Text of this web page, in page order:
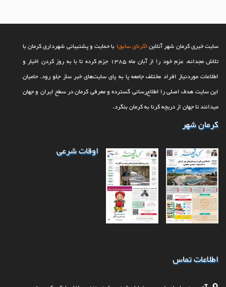
سایت خبری کرمان شهر آنلاین(کرنای سابق) با حمایت و پشتیبانی شهرداری کرمان با
تلاش مجدانه، عزم خود را از آبان ماه 1385 جزم کرده تا با به روز کردن اخبار و
اطلاعات موردنیاز افراد مختلف جامعه پا به پای سایت‌های خبر ساز جلو رود. حامیان
این سایت هدف اصلی را اطلاع‌رسانی گسترده و معرفی کرمان در سطح ایران و جهان
می‎‏دانند تا جهان از دریچه کرنا به کرمان بنگرد.
کرمان شهر
اوقات شرعی
اطلاعات تماس